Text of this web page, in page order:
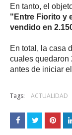
En tanto, el
"Entre Fiorito y
vendido en
En total, la casa
cuales quedaron
antes de iniciar
Tags: ACTUALIDAD